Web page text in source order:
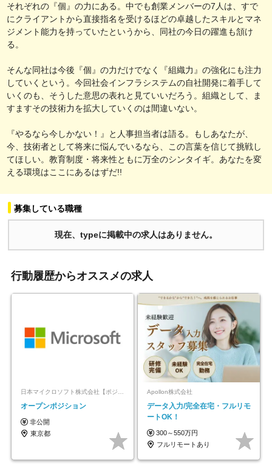
それぞれの『個』の力にある。中でも創業メンバーの7人は、すで
にクライアントから直接指名を受けるほどの卓越したスキルとマネ
ジメント能力を持っていたというから、同社の今日の躍進も頷け
る。
そんな同社は今後『個』の力だけでなく『組織力』の強化にも注力
していくという。今回社会インフラシステムの自社開発に着手して
いくのも、そうした意思の表れと見ていいだろう。組織として、ま
すますその技術力を拡大していくのは間違いない。
『やるなら今しかない！』と人事担当者は語る。もしあなたが、
今、技術者として将来に悩んでいるなら、この言葉を信じて挑戦し
てほしい。教育制度・将来性ともに万全のシンタイギ。あなたを変
える環境はここにあるはずだ!!
募集している職種
現在、typeに掲載中の求人はありません。
行動履歴からオススメの求人
オープンポジション
非公開
東京都
Apollon株式会社
データ入力/完全在宅・フルリモ
ートOK！
300～550万円
フルリモートあり